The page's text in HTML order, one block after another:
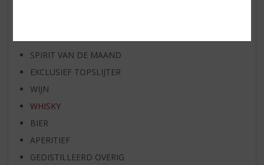
SPIRIT VAN DE MAAND
EXCLUSIEF TOPSLIJTER
WIJN
WHISKY
BIER
APERITIEF
GEDISTILLEERD OVERIG